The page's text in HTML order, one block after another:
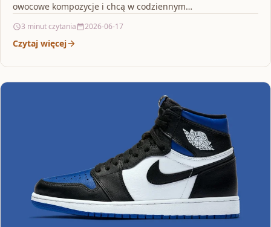
owocowe kompozycje i chcą w codziennym…
3 minut czytania 2026-06-17
Czytaj więcej